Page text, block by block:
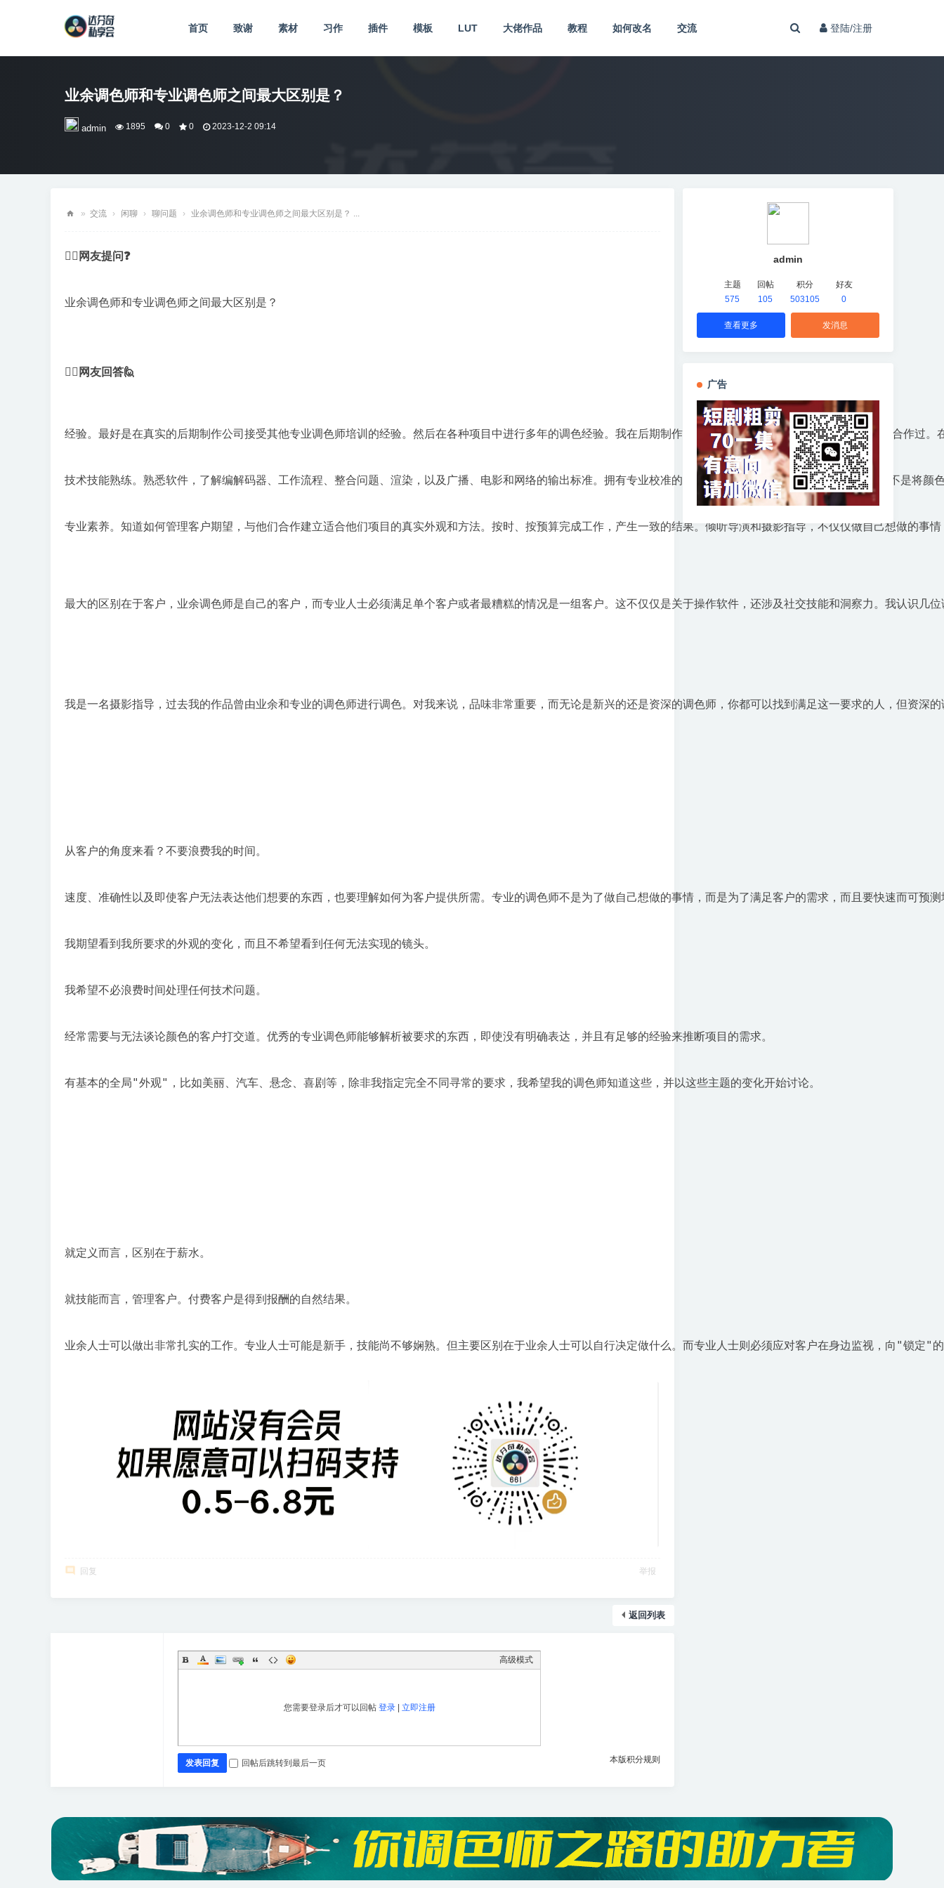
首页 致谢 素材 习作 插件 模板 LUT 大佬作品 教程 如何改名 交流 登陆/注册
业余调色师和专业调色师之间最大区别是？
admin 1895 0 0 2023-12-2 09:14
芬
私
» 交流 › 闲聊 › 聊问题 › 业余调色师和专业调色师之间最大区别是？ ...
💁‍♂️网友提问❓
业余调色师和专业调色师之间最大区别是？
💁‍♂️网友回答🙋
经验。最好是在真实的后期制作公司接受其他专业调色师培训的经验。然后在各种项目中进行多年的调色经验。我在后期制作公司工作了5年，与一些世界顶级的调色师合作过。
技术技能熟练。熟悉软件，了解编解码器、工作流程、整合问题、渲染，以及广播、电影和网络的输出标准。拥有专业校准的设备。了解适当的LOG VFX工作流程，而不是将颜
专业素养。知道如何管理客户期望，与他们合作建立适合他们项目的真实外观和方法。按时、按预算完成工作，产生一致的结果。倾听导演和摄影指导，不仅仅做自己想做的事
最大的区别在于客户，业余调色师是自己的客户，而专业人士必须满足单个客户或者最糟糕的情况是一组客户。这不仅仅是关于操作软件，还涉及社交技能和洞察力。我认识几
我是一名摄影指导，过去我的作品曾由业余和专业的调色师进行调色。对我来说，品味非常重要，而无论是新兴的还是资深的调色师，你都可以找到满足这一要求的人，但资
从客户的角度来看？不要浪费我的时间。
速度、准确性以及即使客户无法表达他们想要的东西，也要理解如何为客户提供所需。专业的调色师不是为了做自己想做的事情，而是为了满足客户的需求，而且要快速而可
我期望看到我所要求的外观的变化，而且不希望看到任何无法实现的镜头。
我希望不必浪费时间处理任何技术问题。
经常需要与无法谈论颜色的客户打交道。优秀的专业调色师能够解析被要求的东西，即使没有明确表达，并且有足够的经验来推断项目的需求。
有基本的全局"外观"，比如美丽、汽车、悬念、喜剧等，除非我指定完全不同寻常的要求，我希望我的调色师知道这些，并以这些主题的变化开始讨论。
就定义而言，区别在于薪水。
就技能而言，管理客户。付费客户是得到报酬的自然结果。
业余人士可以做出非常扎实的工作。专业人士可能是新手，技能尚不够娴熟。但主要区别在于业余人士可以自行决定做什么。而专业人士则必须应对客户在身边监视，向"锁
回复 举报
返回列表
高级模式
您需要登录后才可以回帖 登录| 立即注册
本版积分规则
发表回复 回帖后跳转到最后一页
admin
主题
575
回帖
105
积分
503105
好友
0
查看更多 发消息
广告